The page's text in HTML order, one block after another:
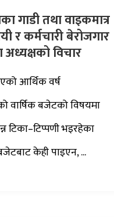
गाडी तथा वाइकमात्र
र कर्मचारी बेरोजगार
अध्यक्षको विचार
आर्थिक वर्ष
वार्षिक बजेटको विषयमा
टिका–टिप्पणी भइरहेका
केही पाइएन, ...